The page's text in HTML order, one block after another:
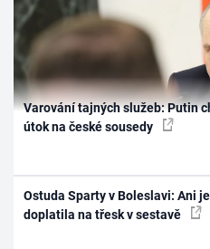
Varování tajných služeb: Putin
útok na české sousedy
Ostuda Sparty v Boleslavi: Ani
doplatila na třesk v sestavě